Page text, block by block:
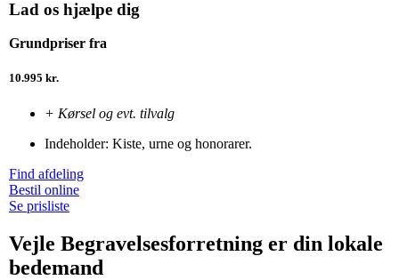
Lad os hjælpe dig
Grundpriser fra
10.995 kr.
+ Kørsel og evt. tilvalg
Indeholder: Kiste, urne og honorarer.
Find afdeling
Bestil online
Se prisliste
Vejle Begravelsesforretning er din lokale
bedemand